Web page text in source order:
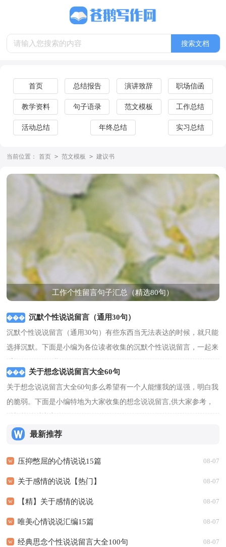
首页 总结报告 演讲致辞 职场信函
教学资料 句子语录 范文模板 工作总结
活动总结 年终总结 实习总结
当前位置： 首页 > 范文模板 > 建议书
工作个性留言句子汇总（精选80句）
沉默个性说说留言（通用30句）
沉默个性说说留言（通用30句）有些东西当无法表达的时候，就只能
选择沉默。下面是小编为各位读者收集的沉默个性说说留言，一起来
关于想念说说留言大全60句
关于想念说说留言大全60句多么希望有一个人能懂我的逞强，明白我
的脆弱。下面是小编特地为大家收集的想念说说留言,供大家参考，
最新推荐
压抑憋屈的心情说说15篇 08-07
关于感情的说说【热门】 08-07
【精】关于感情的说说 08-07
唯美心情说说汇编15篇 08-07
经典思念个性说说留言大全100句 08-07